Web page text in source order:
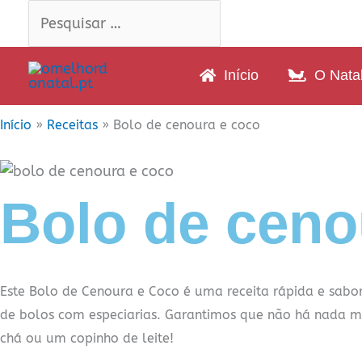
content
Início O Natal
Início » Receitas » Bolo de cenoura e coco
Bolo de
Este Bolo de Cenoura e Coco é uma receita rápida e
de bolos com especiarias. Garantimos que não há nada
chá ou um copinho de leite!
…